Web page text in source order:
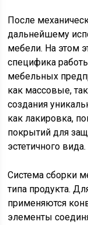
После
дальнейшему
мебели. На этом
специфика
мебельных
как массовые,
создания
как лакировка,
покрытий для
эстетичного вида.
Система сборки
типа продукта.
применяются
элементы